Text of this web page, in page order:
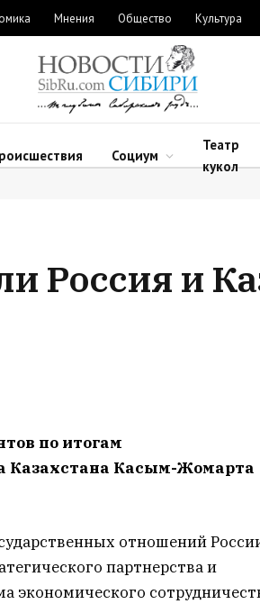
Мнения Общество Культура
Социум
Театр
кукол
Россия и
по итогам
Казахстана Касым-Жомарта
отношений
партнерства и
экономического